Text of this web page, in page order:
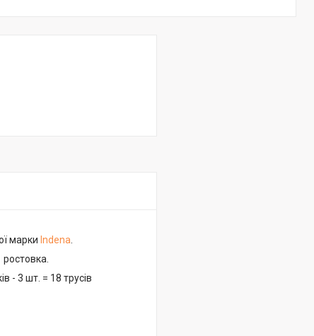
марки Indena
- 3 шт. = 18 трусів